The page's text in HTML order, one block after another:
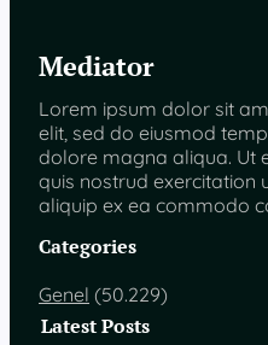
Mediator
Lorem ipsum dolor sit
elit, sed do eiusmod
dolore magna aliqua. Ut
quis nostrud exercitation
aliquip ex ea commodo
Categories
Genel (50.229)
Latest Posts